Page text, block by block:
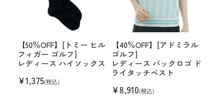
【50％OFF】[トミー ヒル
フィガー ゴルフ]
レディース ハイソックス
¥1,375(税込)
【40％OFF】[アドミラル
ゴルフ]
レディース バックロゴ ド
ライタッチベスト
¥8,910(税込)